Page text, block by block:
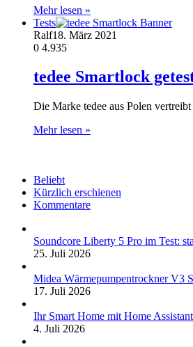
Mehr lesen »
Tests
Ralf18. März 2021
0 4.935
tedee Smartlock
Die Marke tedee aus Polen
Mehr lesen »
Beliebt
Kürzlich erschienen
Kommentare
Soundcore Liberty 5 Pro im Test:
25. Juli 2026
Midea Wärmepumpentrockner V3
17. Juli 2026
Ihr Smart Home mit Home
4. Juli 2026